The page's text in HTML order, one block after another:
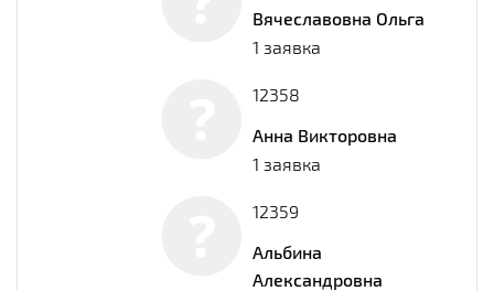
Вячеславовна Ольга
1 заявка
12358
Анна Викторовна
1 заявка
12359
Альбина
Александровна